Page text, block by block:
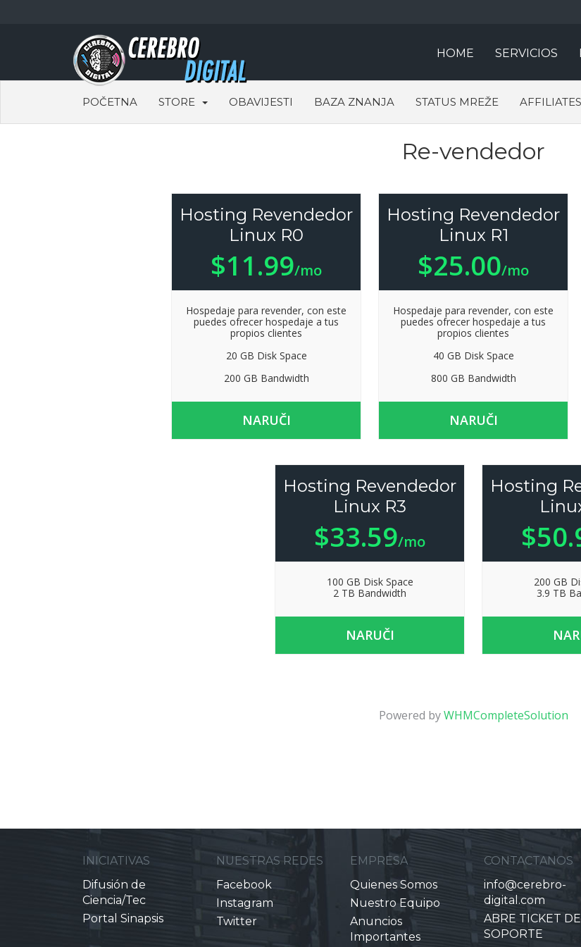
HOME SERVICIOS
POČETNA STORE OBAVIJESTI BAZA ZNANJA STATUS MREŽE AFFILIATES
Re-vendedor
Hosting Revendedor
Linux R0
$11.99/mo
Hospedaje para revender, con este
puedes ofrecer hospedaje a tus
propios clientes
20 GB Disk Space
200 GB Bandwidth
NARUČI
Hosting Revendedor
Linux R1
$25.00/mo
Hospedaje para revender, con este
puedes ofrecer hospedaje a tus
propios clientes
40 GB Disk Space
800 GB Bandwidth
NARUČI
Hosting Revendedor
Linux R3
$33.59/mo
100 GB Disk Space
2 TB Bandwidth
NARUČI
Hosting
200 GB
3.9 TB
Powered byWHMCompleteSolution
INICIATIVAS
Difusión de
Ciencia/Tec
Portal Sinapsis
NUESTRAS REDES
Facebook
Instagram
Twitter
EMPRESA
Quienes Somos
Nuestro Equipo
Anuncios
Importantes
CONTACTANOS
info@cerebro-
digital.com
ABRE TICKET DE
SOPORTE